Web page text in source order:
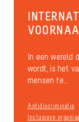
In een wereld
wordt, is het
mensen te...
Antidiscriminatie
Inclusieve